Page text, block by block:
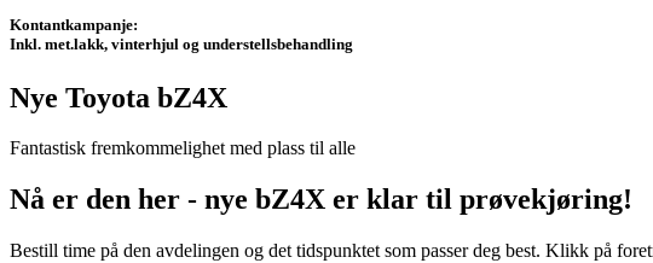
Kontantkampanje:
Inkl. met.lakk, vinterhjul og understellsbehandling
Nye Toyota bZ4X
Fantastisk fremkommelighet med plass til alle
Nå er den her - nye bZ4X er klar til prøvekjøring!
Bestill time på den avdelingen og det tidspunktet som passer deg best. Klikk på